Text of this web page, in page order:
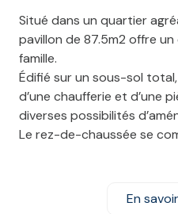
Situé dans un quartier
pavillon de 87.5m2 offre
famille.
Édifié sur un sous-sol
d’une chaufferie et d’une
diverses possibilités
Le rez-de-chaussée se
quatre chambres
confortablement toute la
En